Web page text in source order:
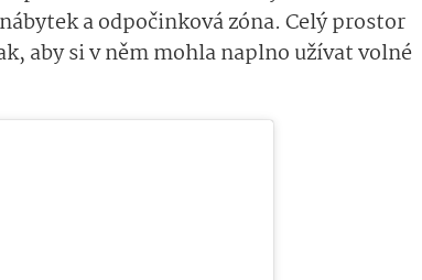
a odpočinková zóna. Celý prostor
aby si v něm mohla naplno užívat volné